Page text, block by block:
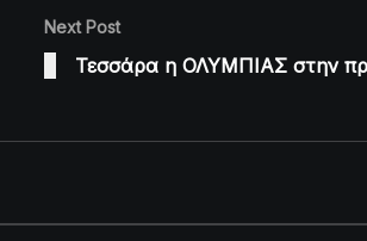
Next Post
Τεσσάρα η ΟΛΥΜΠΙΑΣ στην